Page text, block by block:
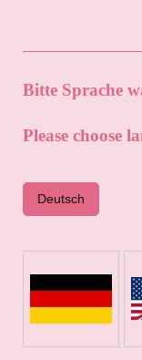
Bitte Sprache
Please choose
Deutsch